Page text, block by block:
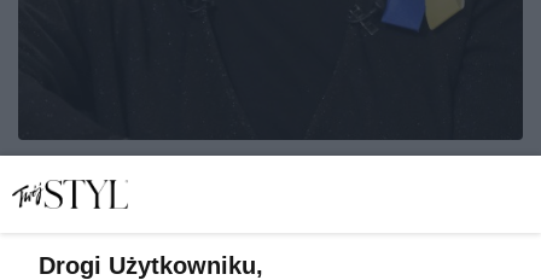
Ewa Telega w wieku 23 lat została wdową. "Przeżyłam
koszmar. Nie wiedziałam, że powinnam szukać pomocy"
ANITA ZUCHORA
Drogi Użytkowniku,